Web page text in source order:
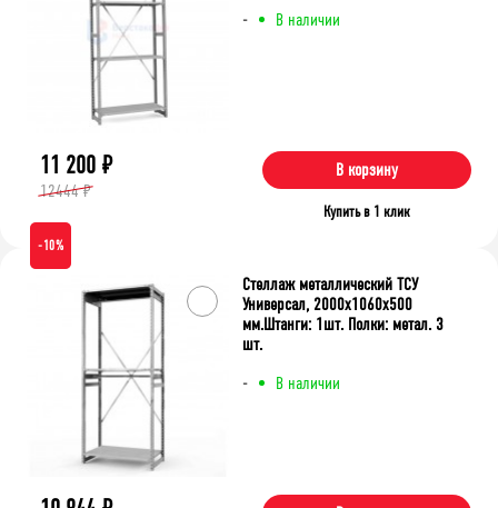
- В наличии
11 200 ₽
12444 ₽
В корзину
Купить в 1 клик
-10%
- В наличии
Стеллаж металлический ТСУ
Универсал, 2000x1060x500
мм.Штанги: 1шт. Полки: метал. 3
шт.